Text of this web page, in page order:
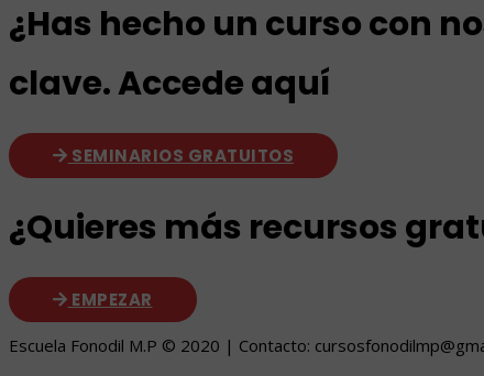
¿Has hecho un curso con
clave. Accede aquí
SEMINARIOS GRATUITOS
¿Quieres más recursos
EMPEZAR
Escuela Fonodil M.P © 2020 | Contacto: